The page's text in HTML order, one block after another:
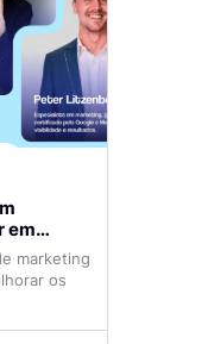
em
marketing
os